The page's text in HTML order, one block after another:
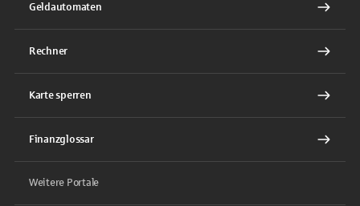
Geldautomaten
Rechner
Karte sperren
Finanzglossar
Weitere Portale